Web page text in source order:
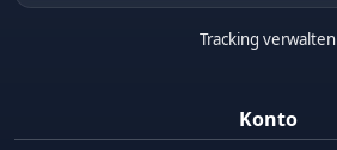
Tracking verwalten
Konto